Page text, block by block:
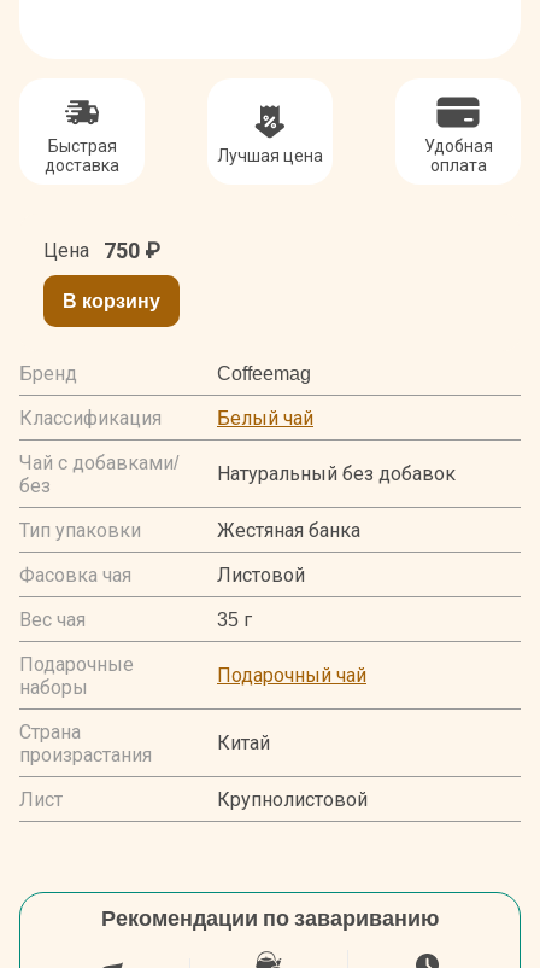
Быстрая
доставка
Лучшая цена
Удобная
оплата
Цена 750 ₽
В корзину
Бренд
Coffeemag
Классификация
Белый чай
Чай с добавками/
без
Натуральный без добавок
Тип упаковки
Жестяная банка
Фасовка чая
Листовой
Вес чая
35 г
Подарочные
наборы
Подарочный чай
Страна
произрастания
Китай
Лист Крупнолистовой
Рекомендации по завариванию